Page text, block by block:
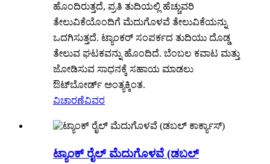
ಹೊಂದಿರುತ್ತದೆ, ಪ್ರತಿ ತುದಿಯಲ್ಲಿ ಹೆಚ್ಚುವರಿ
ತೇಲುವಿಕೆಯೊಂದಿಗೆ ಮೆದುಗೊಳವೆ ತೇಲುವಿಕೆಯನ್ನು
ಒದಗಿಸುತ್ತದೆ. ಟ್ಯಾಂಕರ್ ಸಂಪರ್ಕದ ತುದಿಯು ದೊಡ್ಡ
ತೇಲುವ ಘಟಕವನ್ನು ಹೊಂದಿದೆ. ಬೆಂಬಲ ಕವಾಟ ಮತ್ತು
ಜೋಡಿಸುವ ಸಾಧನಕ್ಕೆ ಸಹಾಯ ಮಾಡಲು
ಔಟ್‌ಬೋರ್ಡ್ ಅಂತ್ಯಕ್ಕಿಂತ.
ವಿಚಾರಣೆವಿವರ
ಟ್ಯಾಂಕ್ ರೈಲ್ ಮೆದುಗೊಳವೆ (ಡಬಲ್